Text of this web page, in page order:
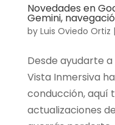
Novedades en
Gemini,
by Luis Oviedo Ortiz |
Desde ayudarte
Vista Inmersiva
conducción, aquí
actualizaciones